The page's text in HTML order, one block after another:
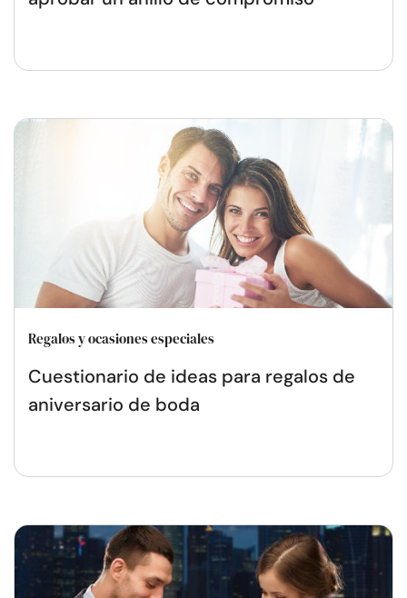
Regalos y ocasiones especiales
Cuestionario de ideas para regalos de
aniversario de boda